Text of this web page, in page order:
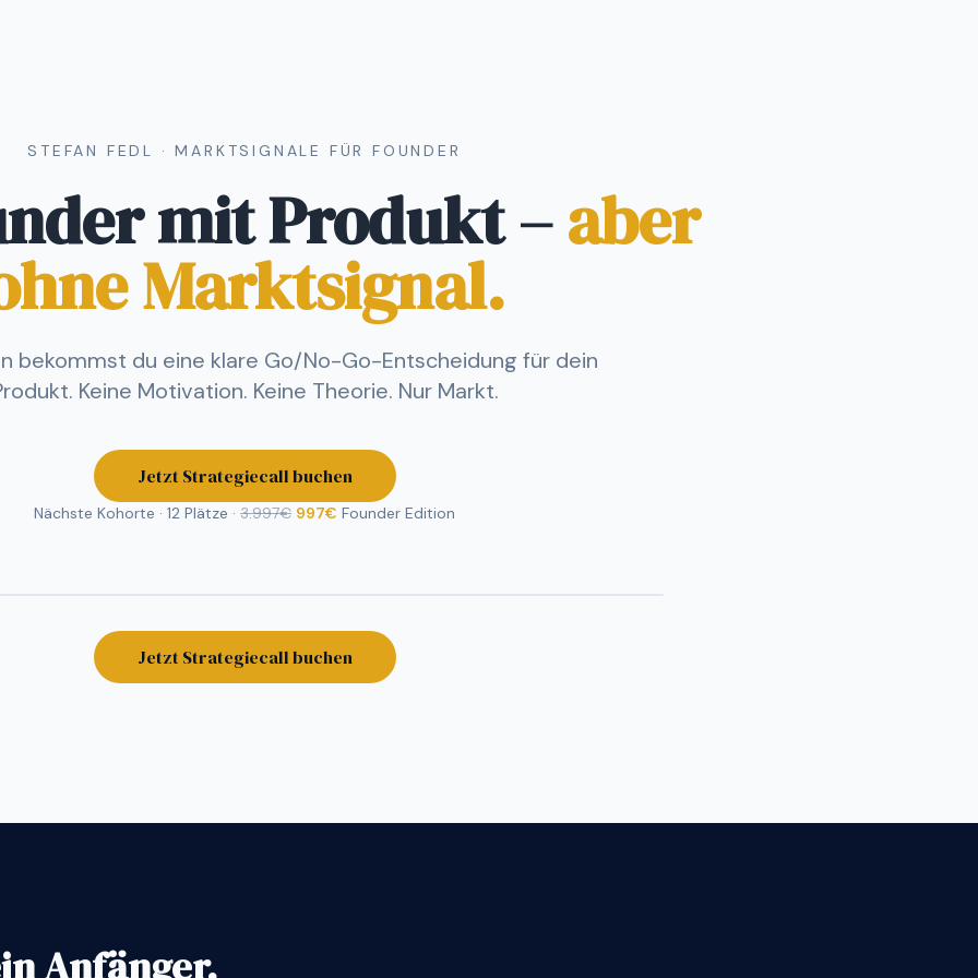
STEFAN FEDL · MARKTSIGNALE FÜR FOUNDER
mit Produkt –aber
Marktsignal.
bekommst du eine klare Go/No-Go-Entscheidung für dein
Keine Motivation. Keine Theorie. Nur Markt.
Jetzt Strategiecall buchen
Nächste Kohorte · 12 Plätze · 3.997€ 997€ Founder Edition
Jetzt Strategiecall buchen
Anfänger.